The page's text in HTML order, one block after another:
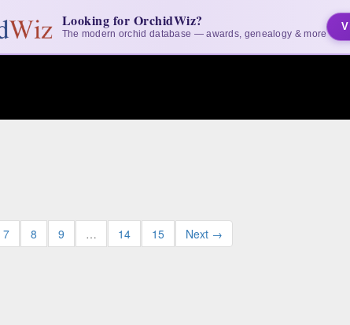
Looking for OrchidWiz?
The modern orchid database — awards, genealogy & more
7 8 9 … 14 15 Next →